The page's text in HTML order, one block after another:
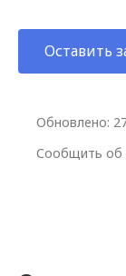
Оставить
Обновлено:
Сообщить об